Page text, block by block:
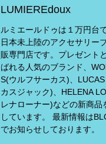
LUMIEREdoux
ルミエールドゥは１万円台
日本未上陸のアクセサリー
販専門店です。プレゼント
ばれる人気のブランド、
S(ウルフサーカス)、
カスジャック)、HELENA
レナローナー)などの新商品
しています。 最新情報は
でお知らせしております。